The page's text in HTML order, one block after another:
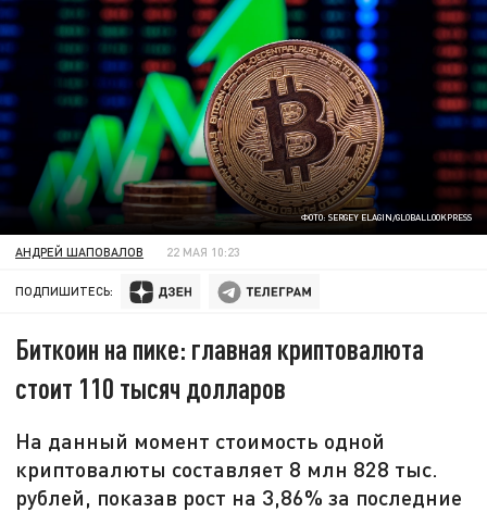
ФОТО: SERGEY ELAGIN/GLOBALLOOKPRESS
АНДРЕЙ ШАПОВАЛОВ 22 МАЯ 10:23
ПОДПИШИТЕСЬ:
Биткоин на пике: главная криптовалюта
стоит 110 тысяч долларов
На данный момент стоимость одной
криптовалюты составляет 8 млн 828 тыс.
рублей, показав рост на 3,86% за последние